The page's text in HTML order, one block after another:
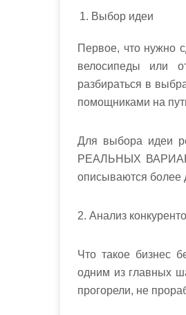
Выбор идеи
Первое, что нужно
велосипеды или
разбираться в
помощниками на
Для выбора идеи
РЕАЛЬНЫХ
описываются более
2. Анализ
Что такое бизнес
одним из главных
прогорели, не